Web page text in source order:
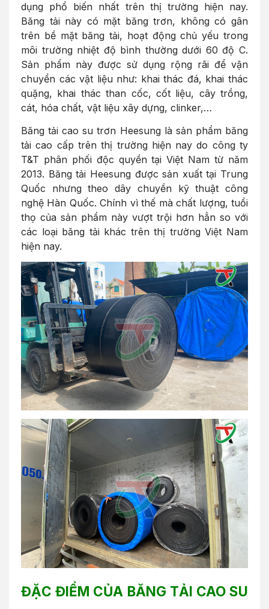
dụng phổ biến nhất trên thị trường hiện nay.
Băng tải này có mặt băng trơn, không có gân
trên bề mặt băng tải, hoạt động chủ yếu trong
môi trường nhiệt độ bình thường dưới 60 độ C.
Sản phẩm này được sử dụng rộng rãi để vận
chuyển các vật liệu như: khai thác đá, khai thác
quặng, khai thác than cốc, cốt liệu, cây trồng,
cát, hóa chất, vật liệu xây dựng, clinker,…
Băng tải cao su trơn Heesung là sản phẩm băng
tải cao cấp trên thị trường hiện nay do công ty
T&T phân phối độc quyền tại Việt Nam từ năm
2013. Băng tải Heesung được sản xuất tại Trung
Quốc nhưng theo dây chuyền kỹ thuật công
nghệ Hàn Quốc. Chính vì thế mà chất lượng, tuổi
thọ của sản phẩm này vượt trội hơn hẳn so với
các loại băng tải khác trên thị trường Việt Nam
hiện nay.
ĐẶC ĐIỂM CỦA BĂNG TẢI CAO SU